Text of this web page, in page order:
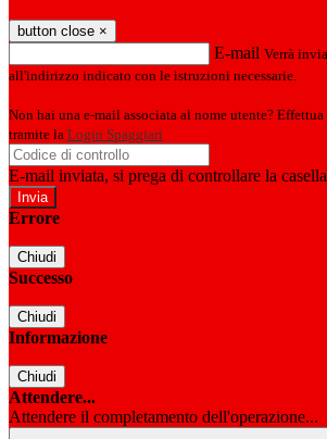
button close ×
E-mail Verrà
all'indirizzo indicato con le istruzioni necessarie.
Non hai una e-mail associata al nome utente?
tramite la Login Spaggiari
E-mail inviata, si prega di controllare la
Errore
Chiudi
Successo
Chiudi
Informazione
Chiudi
Attendere...
Attendere il completamento dell'operazione...